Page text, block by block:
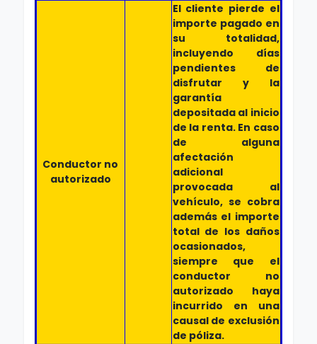
Conductor no
autorizado
El cliente pierde el
importe pagado en
su totalidad,
incluyendo días
pendientes de
disfrutar y la
garantía
depositada al inicio
de la renta. En caso
de alguna
afectación
adicional
provocada al
vehículo, se cobra
además el importe
total de los daños
ocasionados,
siempre que el
conductor no
autorizado haya
incurrido en una
causal de exclusión
de póliza.